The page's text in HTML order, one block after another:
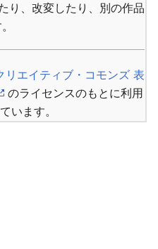
り、改変したり、別の作品
リエイティブ・コモンズ 表
のライセンスのもとに利用
います。